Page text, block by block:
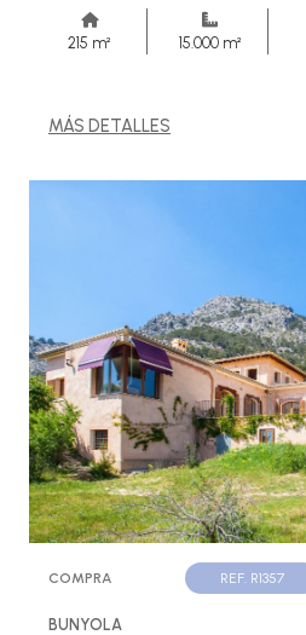
215 m² 15.000 m²
MÁS DETALLES
COMPRA REF. R1357
BUNYOLA